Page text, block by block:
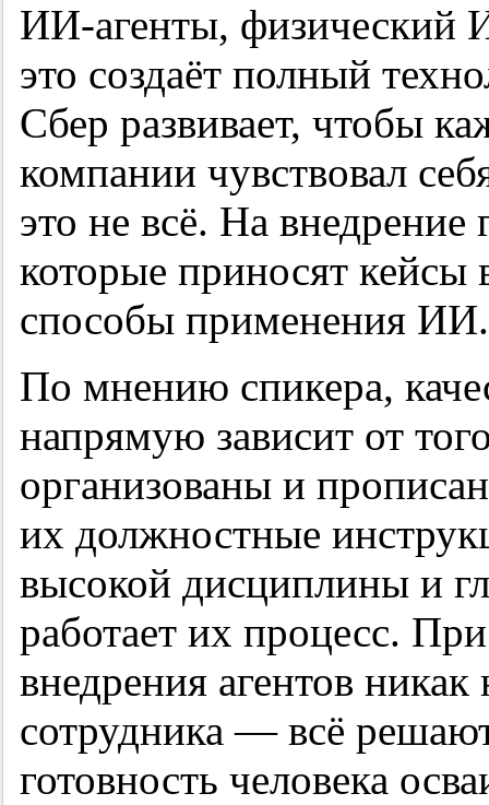
ИИ-агенты, физический
это создаёт полный
Сбер развивает, чтобы
компании чувствовал
это не всё. На
которые приносят
способы применения ИИ.
По мнению спикера,
напрямую зависит от
организованы и
их должностные
высокой дисциплины и
работает их процесс.
внедрения агентов
сотрудника — всё
готовность человека